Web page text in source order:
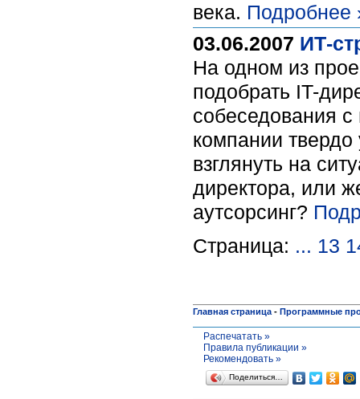
века. Подробнее
03.06.2007 ИТ-
На одном из
подобрать IT-
собеседования
компании
взглянуть на
директора, или
аутсорсинг?
Страница: ... 13
Главная страница - Программные
Распечатать »
Правила публикации »
Рекомендовать »
Поделиться…